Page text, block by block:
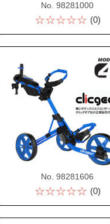
No. 98281000
☆☆☆☆☆ (0)
No. 98281606
☆☆☆☆☆ (0)